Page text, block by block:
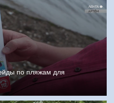
по пляжам для